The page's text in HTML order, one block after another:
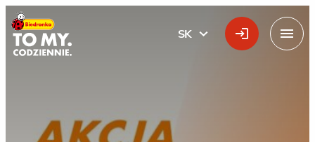
Hlavné logo
SK
SLOVÁK